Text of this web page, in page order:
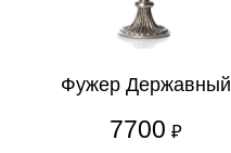
Фужер Державный
7700